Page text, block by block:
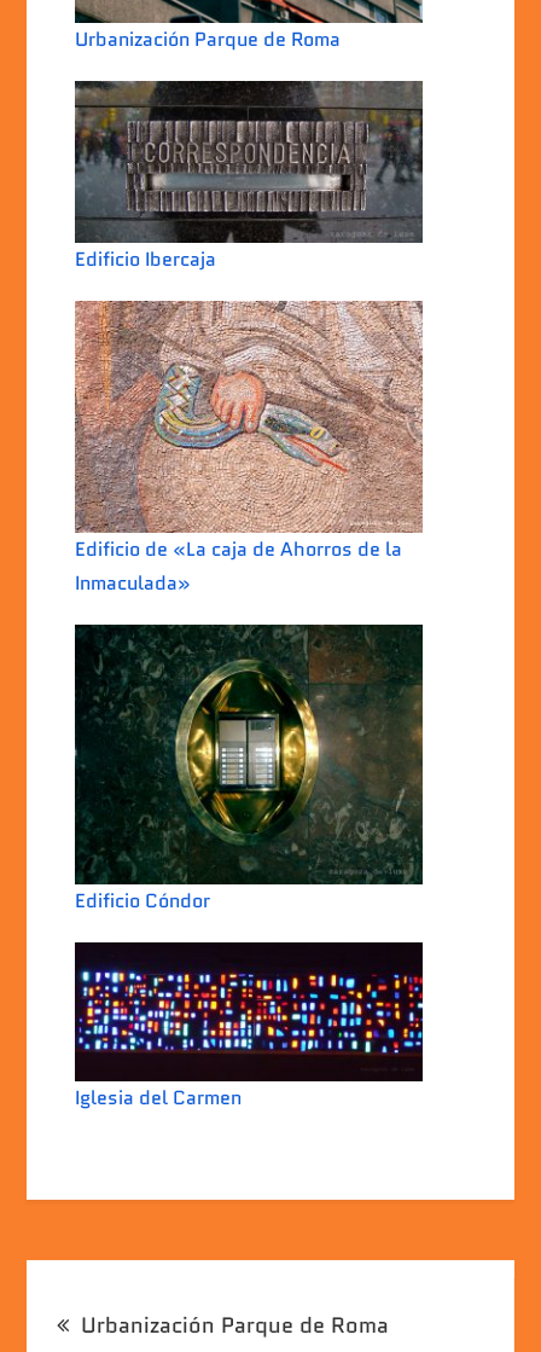
Urbanización Parque de Roma
Edificio Ibercaja
Edificio de «La caja de Ahorros de la
Inmaculada»
Edificio Cóndor
Iglesia del Carmen
Urbanización Parque de Roma